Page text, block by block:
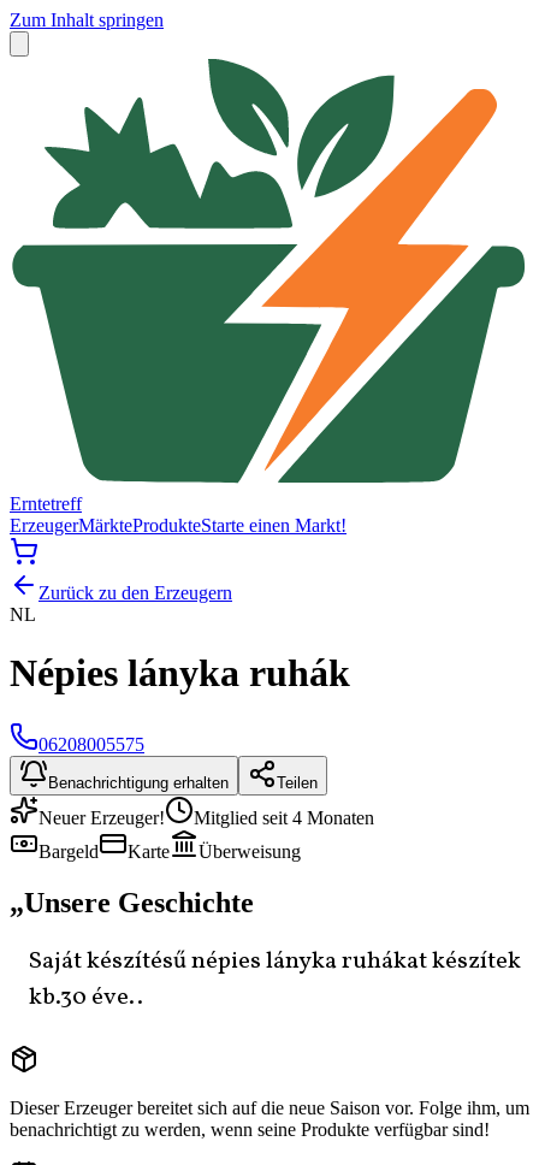
Zum Inhalt springen
Erntetreff
ErzeugerMärkteProdukteStarte einen Markt!
Zurück zu den Erzeugern
NL
Népies lányka ruhák
06208005575
Benachrichtigung erhalten Teilen
Neuer Erzeuger!
Mitglied seit 4 Monaten
Bargeld
Karte Überweisung
„Unsere Geschichte
Saját készítésű népies lányka ruhákat készítek
kb.30 éve..
Dieser Erzeuger bereitet sich auf die neue Saison vor. Folge ihm, um
benachrichtigt zu werden, wenn seine Produkte verfügbar sind!